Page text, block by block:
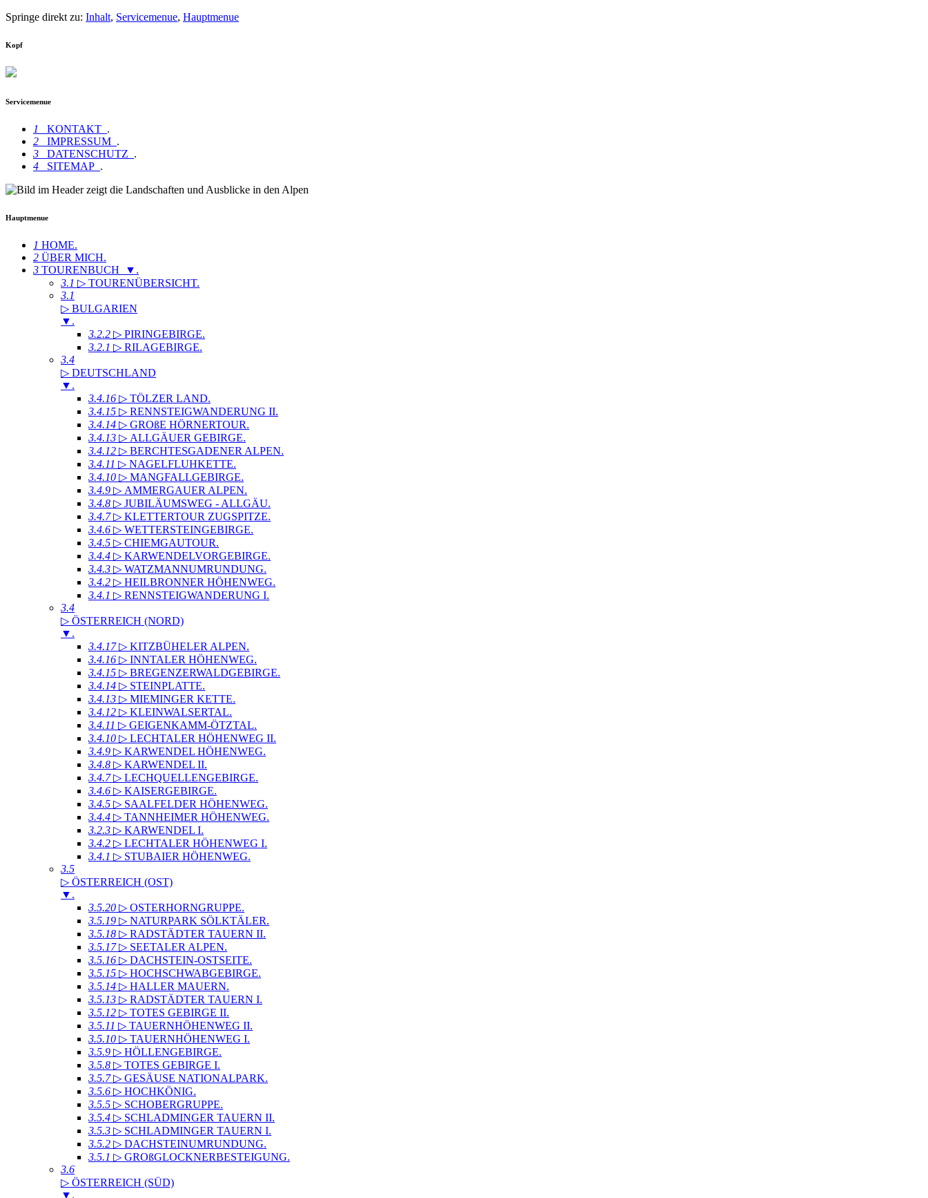
Springe direkt zu: Inhalt, Servicemenue, Hauptmenue
Kopf
Servicemenue
1 KONTAKT .
2
IMPRESSUM .
3
DATENSCHUTZ .
4
SITEMAP .
Hauptmenue
1 HOME.
2 ÜBER MICH.
3 TOURENBUCH ▼ .
3.1 ▷ TOURENÜBERSICHT.
3.1
▷ BULGARIEN
▼ .
3.2.2 ▷ PIRINGEBIRGE.
3.2.1 ▷ RILAGEBIRGE.
3.4
▷ DEUTSCHLAND
▼ .
3.4.16 ▷ TÖLZER LAND.
3.4.15 ▷ RENNSTEIGWANDERUNG II.
3.4.14 ▷ GROßE HÖRNERTOUR.
3.4.13 ▷ ALLGÄUER GEBIRGE.
3.4.12 ▷ BERCHTESGADENER ALPEN.
3.4.11 ▷ NAGELFLUHKETTE.
3.4.10 ▷ MANGFALLGEBIRGE.
3.4.9 ▷ AMMERGAUER ALPEN.
3.4.8 ▷ JUBILÄUMSWEG - ALLGÄU.
3.4.7▷ KLETTERTOUR ZUGSPITZE.
3.4.6 ▷ WETTERSTEINGEBIRGE.
3.4.5 ▷ CHIEMGAUTOUR.
3.4.4 ▷ KARWENDELVORGEBIRGE.
3.4.3 ▷ WATZMANNUMRUNDUNG.
3.4.2 ▷ HEILBRONNER HÖHENWEG.
3.4.1 ▷ RENNSTEIGWANDERUNG I.
3.4
▷ ÖSTERREICH (NORD)
▼ .
3.4.17▷ KITZBÜHELER ALPEN.
3.4.16 ▷ INNTALER HÖHENWEG.
3.4.15 ▷ BREGENZERWALDGEBIRGE.
3.4.14 ▷ STEINPLATTE.
3.4.13 ▷ MIEMINGER KETTE.
3.4.12 ▷ KLEINWALSERTAL.
3.4.11 ▷ GEIGENKAMM-ÖTZTAL.
3.4.10 ▷ LECHTALER HÖHENWEG II.
3.4.9 ▷ KARWENDEL HÖHENWEG.
3.4.8 ▷ KARWENDEL II.
3.4.7▷ LECHQUELLENGEBIRGE.
3.4.6 ▷ KAISERGEBIRGE.
3.4.5 ▷ SAALFELDER HÖHENWEG.
3.4.4 ▷ TANNHEIMER HÖHENWEG.
3.2.3 ▷ KARWENDEL I.
3.4.2 ▷ LECHTALER HÖHENWEG I.
3.4.1 ▷ STUBAIER HÖHENWEG.
3.5
▷ ÖSTERREICH (OST)
▼ .
3.5.20 ▷ OSTERHORNGRUPPE.
3.5.19 ▷ NATURPARK SÖLKTÄLER.
3.5.18 ▷ RADSTÄDTER TAUERN II.
3.5.17▷ SEETALER ALPEN.
3.5.16 ▷ DACHSTEIN-OSTSEITE.
3.5.15 ▷ HOCHSCHWABGEBIRGE.
3.5.14 ▷ HALLER MAUERN.
3.5.13 ▷ RADSTÄDTER TAUERN I.
3.5.12 ▷ TOTES GEBIRGE II.
3.5.11 ▷ TAUERNHÖHENWEG II.
3.5.10 ▷ TAUERNHÖHENWEG I.
3.5.9 ▷ HÖLLENGEBIRGE.
3.5.8 ▷ TOTES GEBIRGE I.
3.5.7▷ GESÄUSE NATIONALPARK.
3.5.6 ▷ HOCHKÖNIG.
3.5.5 ▷ SCHOBERGRUPPE.
3.5.4 ▷ SCHLADMINGER TAUERN II.
3.5.3 ▷ SCHLADMINGER TAUERN I.
3.5.2 ▷ DACHSTEINUMRUNDUNG.
3.5.1 ▷ GROßGLOCKNERBESTEIGUNG.
3.6
▷ ÖSTERREICH (SÜD)
▼ .